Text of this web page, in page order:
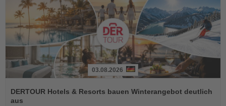
Sie
die
03.08.2026
DERTOUR Hotels & Resorts bauen Winterangebot deutlich
aus